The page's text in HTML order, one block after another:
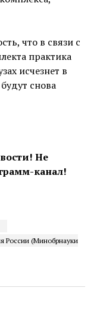
что в связи с
практика
исчезнет в
снова
Не
канал!
России (Минобрнауки